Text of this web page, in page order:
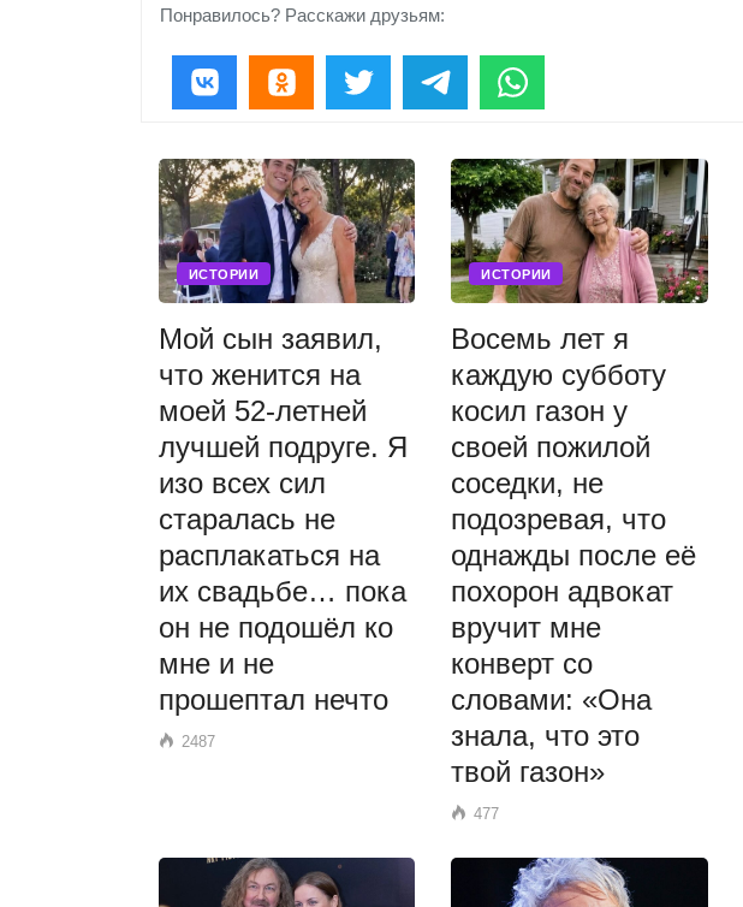
Понравилось? Расскажи друзьям:
ИСТОРИИ
Мой сын заявил,
что женится на
моей 52-летней
лучшей подруге. Я
изо всех сил
старалась не
расплакаться на
их свадьбе… пока
он не подошёл ко
мне и не
прошептал нечто
2487
ИСТОРИИ
Восемь лет я
каждую субботу
косил газон у
своей пожилой
соседки, не
подозревая, что
однажды после её
похорон адвокат
вручит мне
конверт со
словами: «Она
знала, что это
твой газон»
477